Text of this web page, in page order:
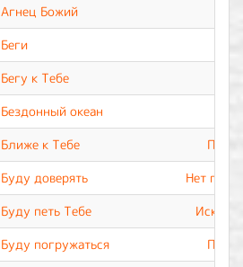
Агнец Божий
Беги
Бегу к Тебе
Бездонный океан
Ближе к Тебе
Буду доверять
Нет
Буду петь Тебе
Буду погружаться